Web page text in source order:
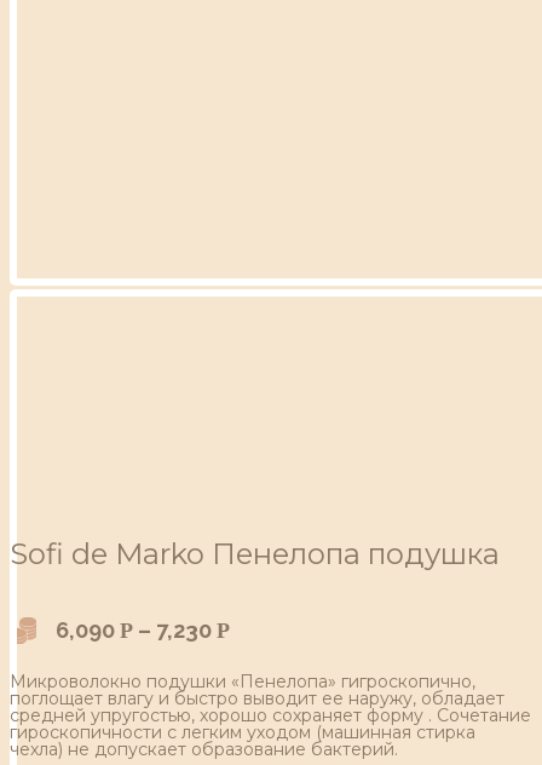
Sofi de Marko Пенелопа подушка
6,090 Р – 7,230 Р
Микроволокно подушки «Пенелопа» гигроскопично,
поглощает влагу и быстро выводит ее наружу, обладает
средней упругостью, хорошо сохраняет форму . Сочетание
гироскопичности с легким уходом (машинная стирка
чехла) не допускает образование бактерий.